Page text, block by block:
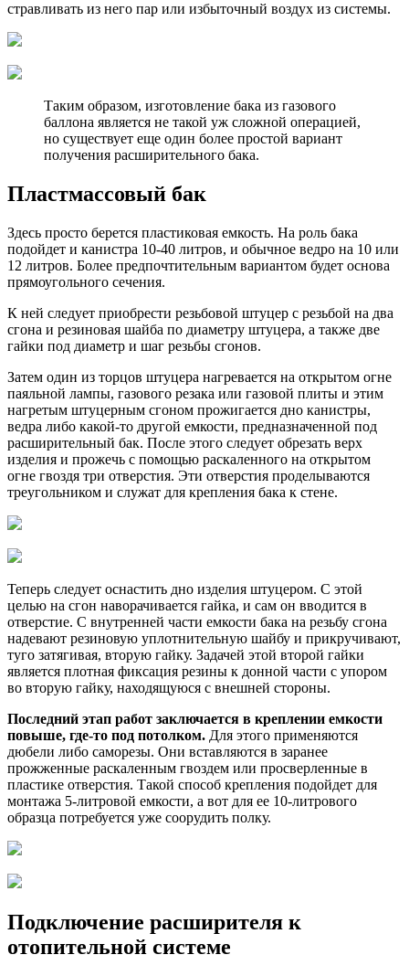
стравливать из него пар или избыточный воздух из системы.
Таким образом, изготовление бака из газового
баллона является не такой уж сложной операцией,
но существует еще один более простой вариант
получения расширительного бака.
Пластмассовый бак
Здесь просто берется пластиковая емкость. На роль бака
подойдет и канистра 10-40 литров, и обычное ведро на 10 или
12 литров. Более предпочтительным вариантом будет основа
прямоугольного сечения.
К ней следует приобрести резьбовой штуцер с резьбой на два
сгона и резиновая шайба по диаметру штуцера, а также две
гайки под диаметр и шаг резьбы сгонов.
Затем один из торцов штуцера нагревается на открытом огне
паяльной лампы, газового резака или газовой плиты и этим
нагретым штуцерным сгоном прожигается дно канистры,
ведра либо какой-то другой емкости, предназначенной под
расширительный бак. После этого следует обрезать верх
изделия и прожечь с помощью раскаленного на открытом
огне гвоздя три отверстия. Эти отверстия проделываются
треугольником и служат для крепления бака к стене.
Теперь следует оснастить дно изделия штуцером. С этой
целью на сгон наворачивается гайка, и сам он вводится в
отверстие. С внутренней части емкости бака на резьбу сгона
надевают резиновую уплотнительную шайбу и прикручивают,
туго затягивая, вторую гайку. Задачей этой второй гайки
является плотная фиксация резины к донной части с упором
во вторую гайку, находящуюся с внешней стороны.
Последний этап работ заключается в креплении емкости
повыше, где-то под потолком. Для этого применяются
дюбели либо саморезы. Они вставляются в заранее
прожженные раскаленным гвоздем или просверленные в
пластике отверстия. Такой способ крепления подойдет для
монтажа 5-литровой емкости, а вот для ее 10-литрового
образца потребуется уже соорудить полку.
Подключение расширителя к
отопительной системе